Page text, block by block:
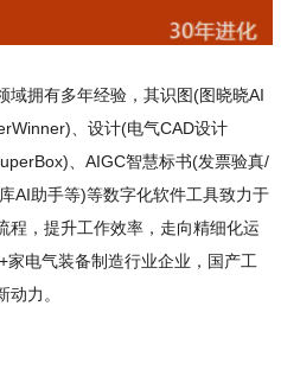
域拥有多年经验，其识图(图晓晓AI
、设计(电气CAD设计
、AIGC智慧标书(发票验真/
AI助手等)等数字化软件工具致力于
程，提升工作效率，走向精细化运
电气装备制造行业企业，国产工
力。